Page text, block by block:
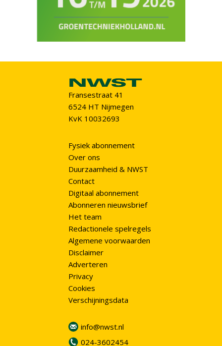
Fransestraat 41
6524 HT Nijmegen
KvK 10032693
Fysiek abonnement
Over ons
Duurzaamheid & NWST
Contact
Digitaal abonnement
Abonneren nieuwsbrief
Het team
Redactionele spelregels
Algemene voorwaarden
Disclaimer
Adverteren
Privacy
Cookies
Verschijningsdata
info@nwst.nl
024-3602454